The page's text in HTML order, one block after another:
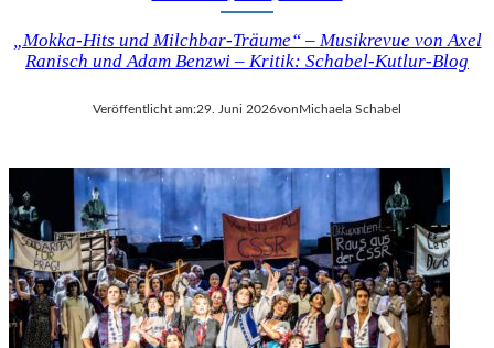
„Mokka-Hits und Milchbar-Träume“ – Musikrevue von Axel
Ranisch und Adam Benzwi – Kritik: Schabel-Kutlur-Blog
Veröffentlicht am:29. Juni 2026vonMichaela Schabel